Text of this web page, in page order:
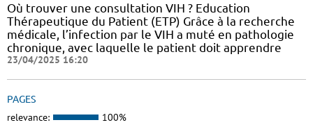
Où trouver une consultation VIH ? Education
Thérapeutique du Patient (ETP) Grâce à la recherche
médicale, l’infection par le VIH a muté en pathologie
chronique, avec laquelle le patient doit apprendre
23/04/2025 16:20
PAGES
relevance: 100%